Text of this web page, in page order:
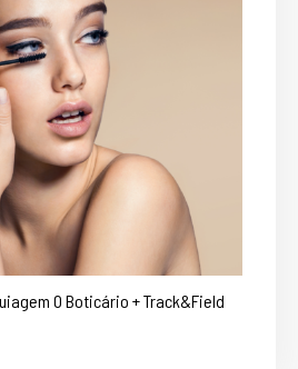
O Boticário + Track&Field